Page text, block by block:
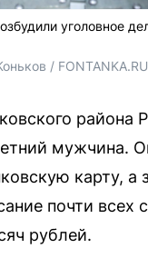
уголовное
/ FONTANKA.RU
района
мужчина.
карту, а
почти всех
рублей.